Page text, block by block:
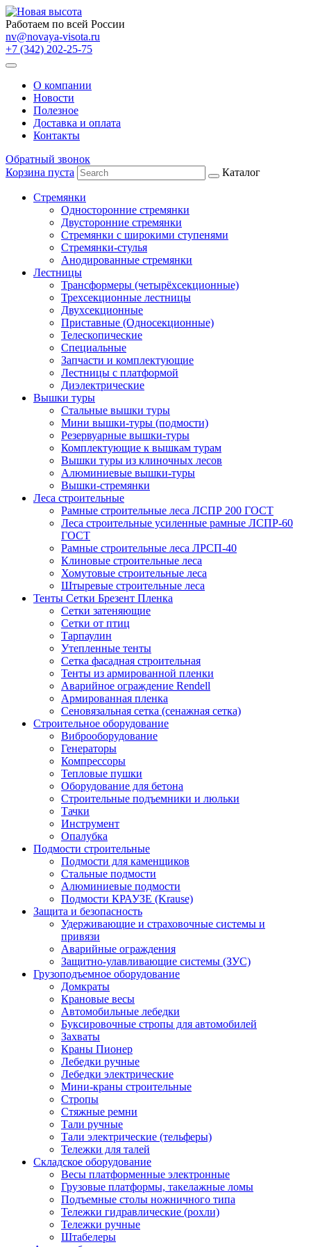
Работаем по всей России
nv@novaya-visota.ru
+7 (342) 202-25-75
О компании
Новости
Полезное
Доставка и оплата
Контакты
Обратный звонок
Корзина пуста
Каталог
Стремянки
Односторонние стремянки
Двусторонние стремянки
Стремянки с широкими ступенями
Стремянки-стулья
Анодированные стремянки
Лестницы
Трансформеры (четырёхсекционные)
Трехсекционные лестницы
Двухсекционные
Приставные (Односекционные)
Телескопические
Специальные
Запчасти и комплектующие
Лестницы с платформой
Диэлектрические
Вышки туры
Стальные вышки туры
Мини вышки-туры (подмости)
Резервуарные вышки-туры
Комплектующие к вышкам турам
Вышки туры из клиночных лесов
Алюминиевые вышки-туры
Вышки-стремянки
Леса строительные
Рамные строительные леса ЛСПР 200 ГОСТ
Леса строительные усиленные рамные ЛСПР-60
ГОСТ
Рамные строительные леса ЛРСП-40
Клиновые строительные леса
Хомутовые строительные леса
Штыревые строительные леса
Тенты Сетки Брезент Пленка
Сетки затеняющие
Сетки от птиц
Тарпаулин
Утепленные тенты
Сетка фасадная строительная
Тенты из армированной пленки
Аварийное ограждение Rendell
Армированная пленка
Сеновязальная сетка (сенажная сетка)
Строительное оборудование
Виброоборудование
Генераторы
Компрессоры
Тепловые пушки
Оборудование для бетона
Строительные подъемники и люльки
Тачки
Инструмент
Опалубка
Подмости строительные
Подмости для каменщиков
Стальные подмости
Алюминиевые подмости
Подмости КРАУЗЕ (Krause)
Защита и безопасность
Удерживающие и страховочные системы и
привязи
Аварийные ограждения
Защитно-улавливающие системы (ЗУС)
Грузоподъемное оборудование
Домкраты
Крановые весы
Автомобильные лебедки
Буксировочные стропы для автомобилей
Захваты
Краны Пионер
Лебедки ручные
Лебедки электрические
Мини-краны строительные
Стропы
Стяжные ремни
Тали ручные
Тали электрические (тельферы)
Тележки для талей
Складское оборудование
Весы платформенные электронные
Грузовые платформы, такелажные ломы
Подъемные столы ножничного типа
Тележки гидравлические (рохли)
Тележки ручные
Штабелеры